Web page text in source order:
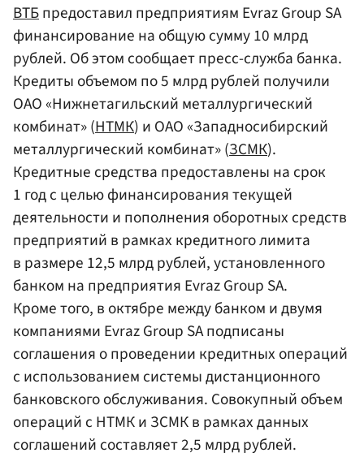
ВТБпредоставил предприятиям Evraz Group SA
финансирование на общую сумму 10 млрд
рублей. Об этом сообщает пресс-служба банка.
Кредиты объемом по 5 млрд рублей получили
ОАО «Нижнетагильский металлургический
комбинат» (НТМК) и ОАО «Западносибирский
металлургический комбинат» (ЗСМК).
Кредитные средства предоставлены на срок
1 год с целью финансирования текущей
деятельности и пополнения оборотных средств
предприятий в рамках кредитного лимита
в размере 12,5 млрд рублей, установленного
банком на предприятия Evraz Group SA.
Кроме того, в октябре между банком и двумя
компаниями Evraz Group SA подписаны
соглашения о проведении кредитных операций
с использованием системы дистанционного
банковского обслуживания. Совокупный объем
операций с НТМК и ЗСМК в рамках данных
соглашений составляет 2,5 млрд рублей.